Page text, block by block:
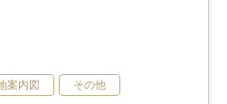
案内図 その他